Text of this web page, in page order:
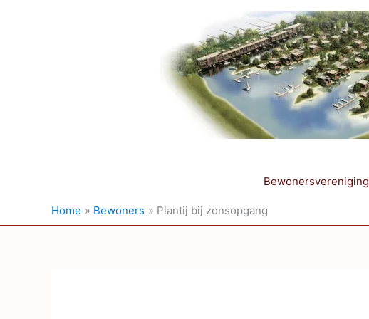
Bewonersvereniging
Home Bewoners Plantij bij zonsopgang